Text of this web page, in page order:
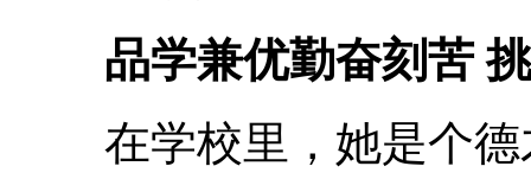
品学兼优勤奋刻苦
在学校里，她是个德